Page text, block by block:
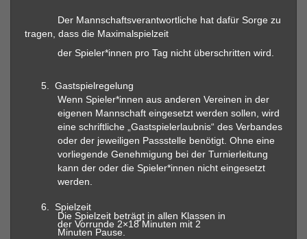
Der Mannschaftsverantwortliche hat dafür Sorge zu
tragen, dass die Maximalspielzeit
der Spieler*innen pro Tag nicht überschritten wird.
5.
Gastspielregelung
Wenn Spieler*innen aus anderen Vereinen in der
eigenen Mannschaft eingesetzt werden sollen, wird
eine schriftliche „Gastspielerlaubnis“ des Verbandes
oder der jeweiligen Passstelle benötigt. Ohne eine
vorliegende Genehmigung bei der Turnierleitung
kann der oder die Spieler*innen nicht eingesetzt
werden.
6.
Spielzeit
Die Spielzeit beträgt in allen Klassen in
der Vorrunde 2×18 Minuten mit 2
Minuten Pause.